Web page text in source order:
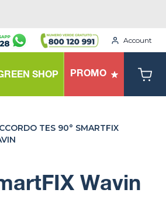
Account
SHOP PROMO
TES 90° SMARTFIX
Wavin